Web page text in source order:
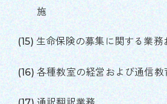
施
生命保険の募集に関する業
各種教室の経営および通信